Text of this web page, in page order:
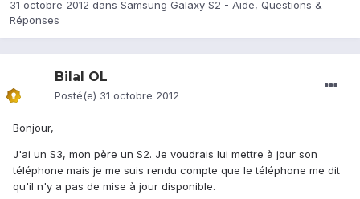
31 octobre 2012 dans Samsung Galaxy S2 - Aide, Questions &
Réponses
Bilal OL
Posté(e) 31 octobre 2012
Bonjour,
J'ai un S3, mon père un S2. Je voudrais lui mettre à jour son
téléphone mais je me suis rendu compte que le téléphone me dit
qu'il n'y a pas de mise à jour disponible.